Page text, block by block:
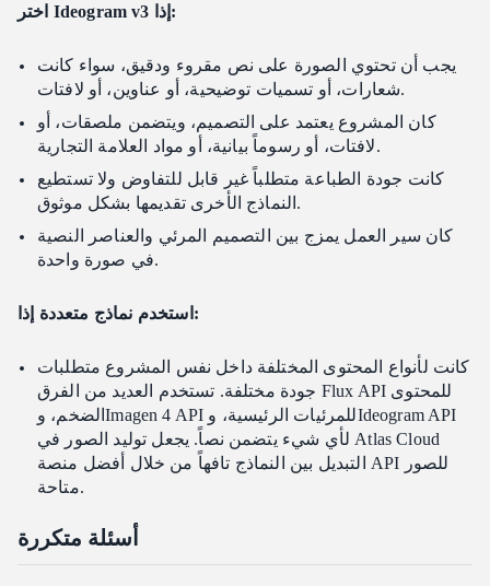
اختر Ideogram v3 إذا:
يجب أن تحتوي الصورة على نص مقروء ودقيق، سواء كانت
شعارات، أو تسميات توضيحية، أو عناوين، أو لافتات.
كان المشروع يعتمد على التصميم، ويتضمن ملصقات، أو
لافتات، أو رسوماً بيانية، أو مواد العلامة التجارية.
كانت جودة الطباعة متطلباً غير قابل للتفاوض ولا تستطيع
النماذج الأخرى تقديمها بشكل موثوق.
كان سير العمل يمزج بين التصميم المرئي والعناصر النصية
في صورة واحدة.
استخدم نماذج متعددة إذا:
كانت لأنواع المحتوى المختلفة داخل نفس المشروع متطلبات
جودة مختلفة. تستخدم العديد من الفرق Flux API للمحتوى
الضخم، وImagen 4 API للمرئيات الرئيسية، وIdeogram API
لأي شيء يتضمن نصاً. يجعل توليد الصور في Atlas Cloud
التبديل بين النماذج تافهاً من خلال أفضل منصة API للصور
متاحة.
أسئلة متكررة